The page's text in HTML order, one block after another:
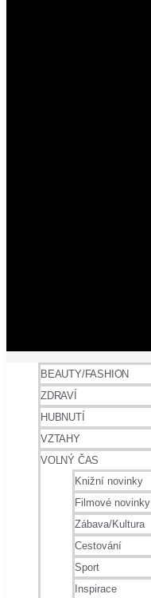
BEAUTY/FASHION
ZDRAVÍ
HUBNUTÍ
VZTAHY
VOLNÝ ČAS
Knižní novinky
Filmové novinky
Zábava/Kultura
Cestování
Sport
Inspirace